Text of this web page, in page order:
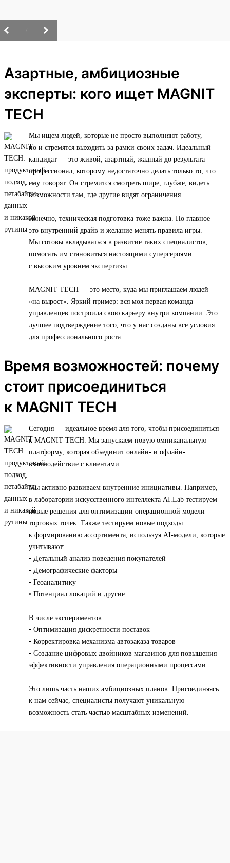
Азартные, амбициозные
эксперты: кого ищет MAGNIT
TECH
Мы ищем людей, которые не просто выполняют работу,
но и стремятся выходить за рамки своих задач. Идеальный
кандидат — это живой, азартный, жадный до результата
профессионал, которому недостаточно делать только то, что
ему говорят. Он стремится смотреть шире, глубже, видеть
возможности там, где другие видят ограничения.
Конечно, техническая подготовка тоже важна. Но главное —
это внутренний драйв и желание менять правила игры.
Мы готовы вкладываться в развитие таких специалистов,
помогать им становиться настоящими супергероями
с высоким уровнем экспертизы.
MAGNIT TECH — это место, куда мы приглашаем людей
«на вырост». Яркий пример: вся моя первая команда
управленцев построила свою карьеру внутри компании. Это
лучшее подтверждение того, что у нас созданы все условия
для профессионального роста.
Время возможностей: почему
стоит присоединиться
к MAGNIT TECH
Сегодня — идеальное время для того, чтобы присоединиться
к MAGNIT TECH. Мы запускаем новую омниканальную
платформу, которая объединит онлайн- и офлайн-
взаимодействие с клиентами.
Мы активно развиваем внутренние инициативы. Например,
в лаборатории искусственного интеллекта AI.Lab тестируем
новые решения для оптимизации операционной модели
торговых точек. Также тестируем новые подходы
к формированию ассортимента, используя AI-модели, которые
учитывают:
• Детальный анализ поведения покупателей
• Демографические факторы
• Геоаналитику
• Потенциал локаций и другие.
В числе экспериментов:
• Оптимизация дискретности поставок
• Корректировка механизма автозаказа товаров
• Создание цифровых двойников магазинов для повышения
эффективности управления операционными процессами
Это лишь часть наших амбициозных планов. Присоединяясь
к нам сейчас, специалисты получают уникальную
возможность стать частью масштабных изменений.